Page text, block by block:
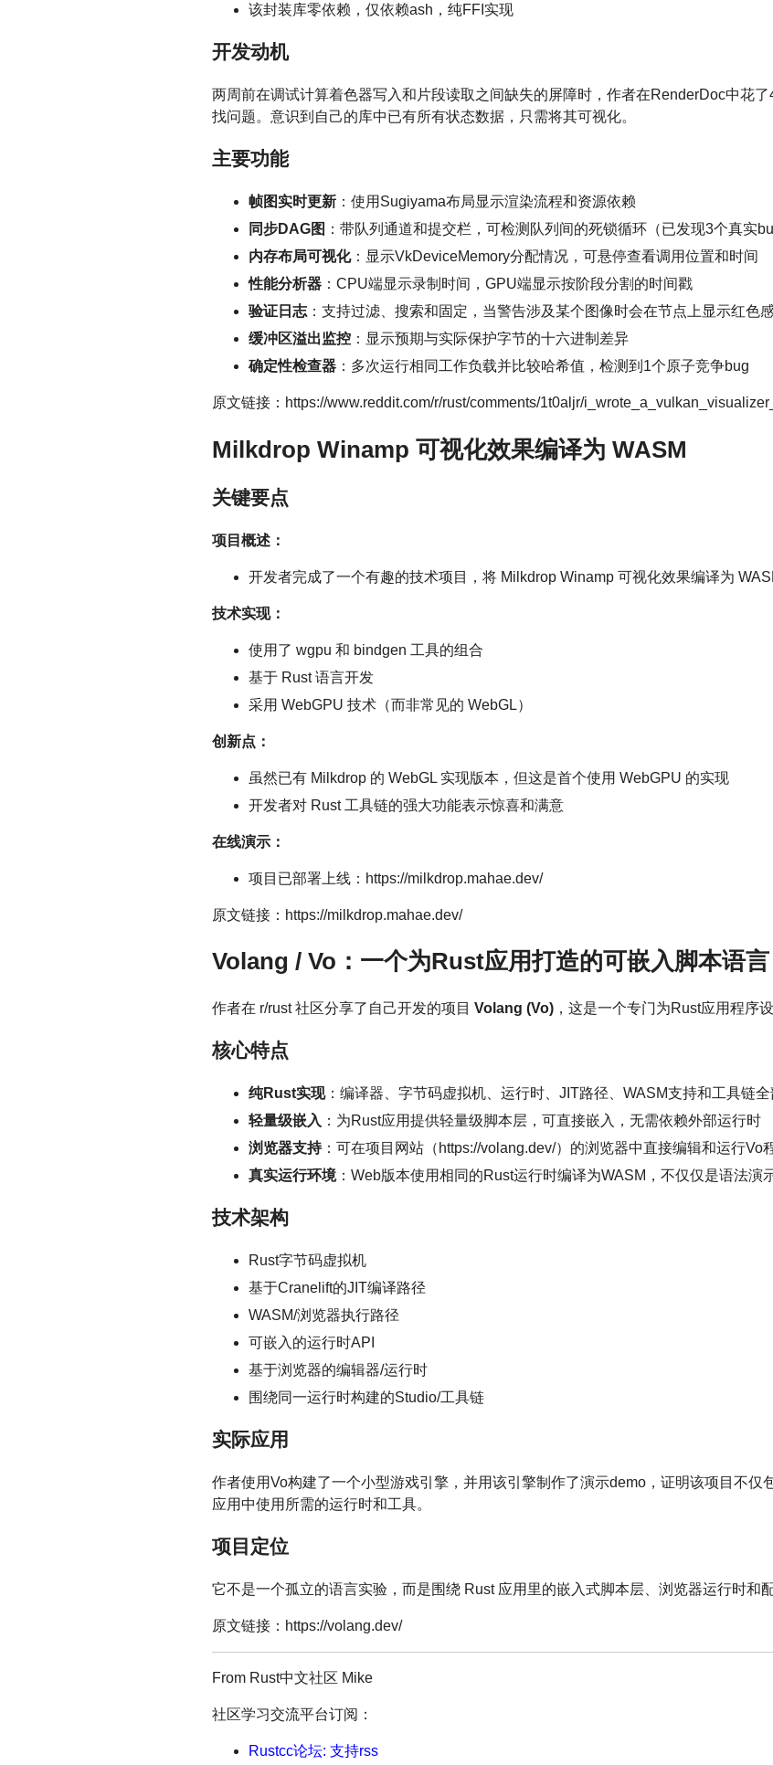
该封装库零依赖，仅依赖ash，纯FFI实现
开发动机
两周前在调试计算着色器写入和片段读取之间缺失的屏障时，作者在RenderDoc中花
找问题。意识到自己的库中已有所有状态数据，只需将其可视化。
主要功能
帧图实时更新 ：使用Sugiyama布局显示渲染流程和资源依赖
同步DAG图 ：带队列通道和提交栏，可检测队列间的死锁循环（已发现3个真实
内存布局可视化：显示VkDeviceMemory分配情况，可悬停查看调用位置和时间
性能分析器 ：CPU端显示录制时间，GPU端显示按阶段分割的时间戳
验证日志 ：支持过滤、搜索和固定，当警告涉及某个图像时会在节点上显示红色
缓冲区溢出监控 ：显示预期与实际保护字节的十六进制差异
确定性检查器 ：多次运行相同工作负载并比较哈希值，检测到1个原子竞争bug
原文链接：https://www.reddit.com/r/rust/comments/1t0aljr/
Milkdrop Winamp 可视化效果编译为 WASM
关键要点
项目概述：
开发者完成了一个有趣的技术项目，将 Milkdrop Winamp 可视化效果编译为
技术实现：
使用了 wgpu 和 bindgen 工具的组合
基于 Rust 语言开发
采用 WebGPU 技术（而非常见的 WebGL）
创新点：
虽然已有 Milkdrop 的 WebGL 实现版本，但这是首个使用 WebGPU 的实现
开发者对 Rust 工具链的强大功能表示惊喜和满意
在线演示：
项目已部署上线：https://milkdrop.mahae.dev/
原文链接：https://milkdrop.mahae.dev/
Volang / Vo：一个为Rust应用打造的可嵌入脚本语言
作者在 r/rust 社区分享了自己开发的项目 Volang (Vo) ，这是一个专门为Rust应用程序
核心特点
纯Rust实现：编译器、字节码虚拟机、运行时、JIT路径、WASM支持和工具链
轻量级嵌入 ：为Rust应用提供轻量级脚本层，可直接嵌入，无需依赖外部运行时
浏览器支持：可在项目网站（https://volang.dev/）的浏览器中直接编辑和运行Vo
真实运行环境：Web版本使用相同的Rust运行时编译为WASM，不仅仅是语法演
技术架构
Rust字节码虚拟机
基于Cranelift的JIT编译路径
WASM/浏览器执行路径
可嵌入的运行时API
基于浏览器的编辑器/运行时
围绕同一运行时构建的Studio/工具链
实际应用
作者使用Vo构建了一个小型游戏引擎，并用该引擎制作了演示demo，证明该项目不仅
应用中使用所需的运行时和工具。
项目定位
它不是一个孤立的语言实验，而是围绕 Rust 应用里的嵌入式脚本层、浏览器运行时和
原文链接：https://volang.dev/
From Rust中文社区 Mike
社区学习交流平台订阅：
Rustcc论坛: 支持rss